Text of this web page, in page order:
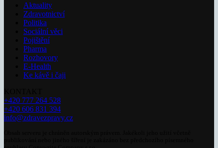
Aktuality
Zdravotnictví
Politika
Sociální věci
Pojištění
Pharma
Rozhovory
E-Health
Ke kávě i čaji
+420 777 264 528
+420 606 831 394
info@zdravezpravy.cz